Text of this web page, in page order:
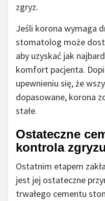
zgryz.
Jeśli korona wymaga
stomatolog może
aby uzyskać jak
komfort pacjenta.
upewnieniu się, że
dopasowane, korona
stałe.
Ostateczne
kontrola zgryzu
Ostatnim etapem
jest jej ostateczne
trwałego cementu